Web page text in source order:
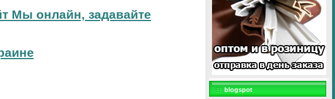
Мы онлайн, задавайте
blogspot